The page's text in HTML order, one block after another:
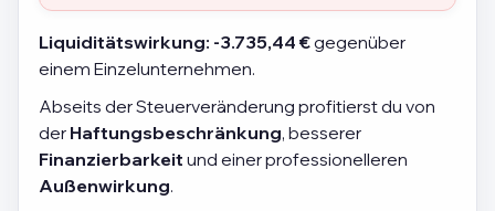
Liquiditätswirkung: -3.735,44 €gegenüber
einem Einzelunternehmen.
Abseits der Steuerveränderung profitierst du von
der Haftungsbeschränkung, besserer
Finanzierbarkeit und einer professionelleren
Außenwirkung.